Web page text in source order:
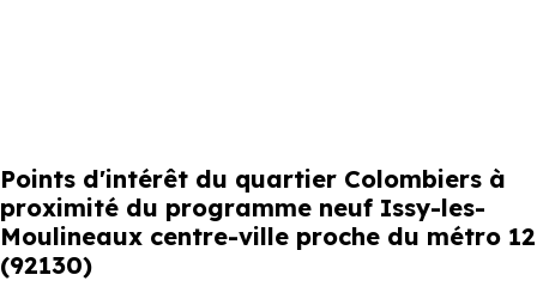
Points d'intérêt du quartier Colombiers à
proximité du programme neuf Issy-les-
Moulineaux centre-ville proche du métro 12
(92130)